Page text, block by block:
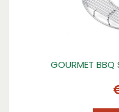
GOURMET BBQ